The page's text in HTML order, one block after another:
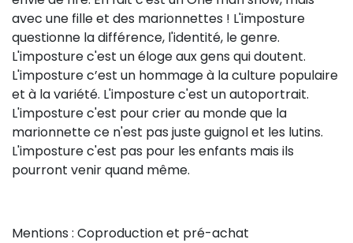
avec une fille et des marionnettes ! L'imposture
questionne la différence, l'identité, le genre.
L'imposture c'est un éloge aux gens qui doutent.
L'imposture c’est un hommage à la culture populaire
et à la variété. L'imposture c'est un autoportrait.
L'imposture c'est pour crier au monde que la
marionnette ce n'est pas juste guignol et les lutins.
L'imposture c'est pas pour les enfants mais ils
pourront venir quand même.
Mentions : Coproduction et pré-achat